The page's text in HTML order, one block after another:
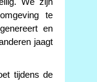
te
en
jaagt
tijdens de